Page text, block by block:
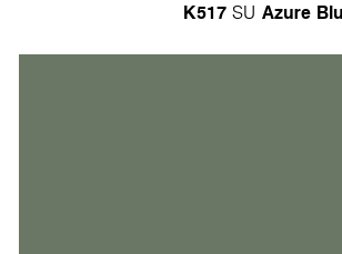
K517 SU Azure